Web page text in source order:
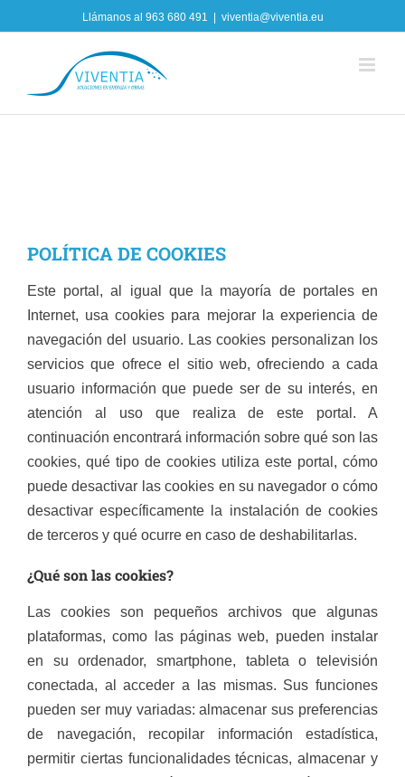
to
Llámanos al 963 680 491 viventia@viventia.eu
POLÍTICA DE COOKIES
Este portal, al igual que la mayoría de portales en
Internet, usa cookies para mejorar la experiencia de
navegación del usuario. Las cookies personalizan los
servicios que ofrece el sitio web, ofreciendo a cada
usuario información que puede ser de su interés, en
atención al uso que realiza de este portal. A
continuación encontrará información sobre qué son las
cookies, qué tipo de cookies utiliza este portal, cómo
puede desactivar las cookies en su navegador o cómo
desactivar específicamente la instalación de cookies
de terceros y qué ocurre en caso de deshabilitarlas.
¿Qué son las cookies?
Las cookies son pequeños archivos que algunas
plataformas, como las páginas web, pueden instalar
en su ordenador, smartphone, tableta o televisión
conectada, al acceder a las mismas. Sus funciones
pueden ser muy variadas: almacenar sus preferencias
de navegación, recopilar información estadística,
permitir ciertas funcionalidades técnicas, almacenar y